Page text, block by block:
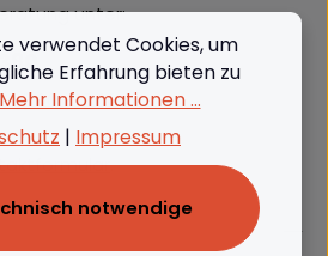
unter:
8:00 - 13:00
.
verwendet Cookies, um
Erfahrung bieten zu
Mehr Informationen ...
| Impressum
notwendige